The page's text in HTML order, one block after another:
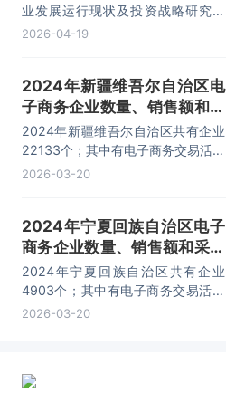
业发展运行现状及投资战略研究报
告，主要包括市场分析、在不同行业
2026-04-19
2024年新疆维吾尔自治区电
子商务企业数量、销售额和采
购额统计分析
2024年新疆维吾尔自治区共有企业
22133个；其中有电子商务交易活动
的企业有1970个。2024年新疆维吾
务销售额为4876.2亿元，同比名义
增长44.6%。
2026-03-20
2024年宁夏回族自治区电子
商务企业数量、销售额和采购
额统计分析
2024年宁夏回族自治区共有企业
4903个；其中有电子商务交易活动
的企业有541个。2024年宁夏回族
增长35.18%。
2026-03-20